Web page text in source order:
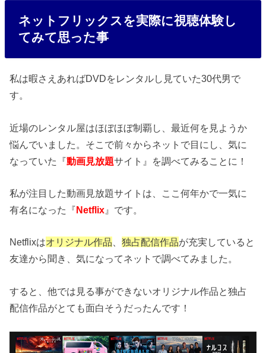
ネットフリックスを実際に視聴体験し
てみて思った事
私は暇さえあればDVDをレンタルし見ていた30代男で
す。
近場のレンタル屋はほぼほぼ制覇し、最近何を見ようか
悩んでいました。そこで前々からネットで目にし、気に
なっていた『動画見放題サイト』を調べてみることに！
私が注目した動画見放題サイトは、ここ何年かで一気に
有名になった『Netflix 』です。
Netflixはオリジナル作品 、独占配信作品が充実していると
友達から聞き、気になってネットで調べてみました。
すると、他では見る事ができないオリジナル作品と独占
配信作品がとても面白そうだったんです！